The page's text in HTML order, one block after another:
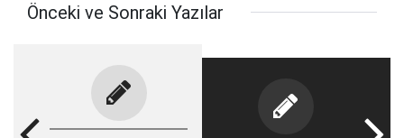
Önceki ve Sonraki Yazılar